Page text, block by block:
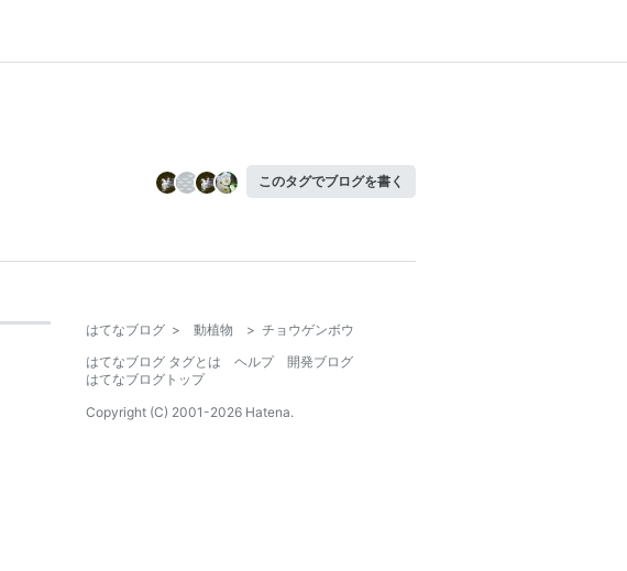
このタグでブログを書く
はてなブログ > 動植物 > チョウゲンボウ
はてなブログ タグとは
ヘルプ
開発ブログ
はてなブログトップ
Copyright (C) 2001-2026 Hatena.